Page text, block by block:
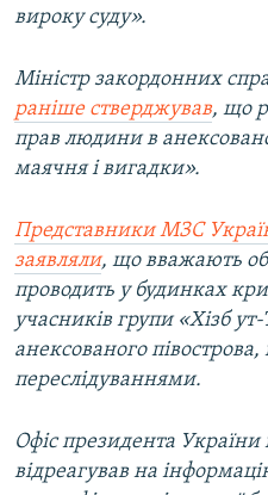
вироку суду».
Міністр закордонних
раніше стверджував, що
прав людини в
маячня і вигадки».
Представники МЗС
заявляли, що вважають
проводить у будинках
учасників групи «Хізб
анексованого
переслідуваннями.
Офіс президента України
відреагував на